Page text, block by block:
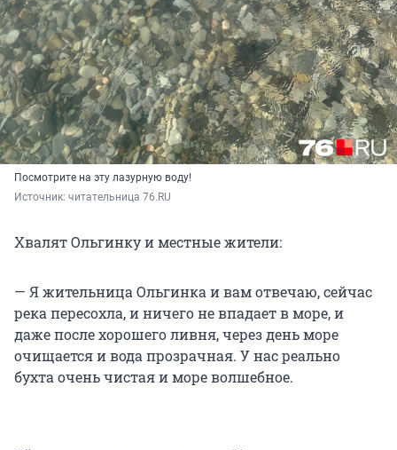
Посмотрите на эту лазурную воду!
Источник: читательница 76.RU
Хвалят Ольгинку и местные жители:
— Я жительница Ольгинка и вам отвечаю, сейчас
река пересохла, и ничего не впадает в море, и
даже после хорошего ливня, через день море
очищается и вода прозрачная. У нас реально
бухта очень чистая и море волшебное.